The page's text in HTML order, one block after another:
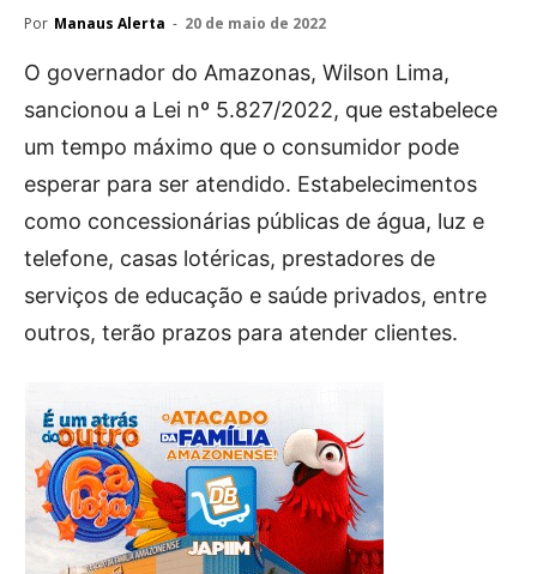
Por Manaus Alerta - 20 de maio de 2022
O governador do Amazonas, Wilson Lima,
sancionou a Lei nº 5.827/2022, que estabelece
um tempo máximo que o consumidor pode
esperar para ser atendido. Estabelecimentos
como concessionárias públicas de água, luz e
telefone, casas lotéricas, prestadores de
serviços de educação e saúde privados, entre
outros, terão prazos para atender clientes.